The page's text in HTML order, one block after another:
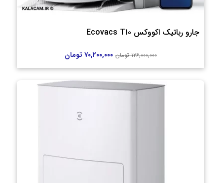
جارو رباتیک اکووکس Ecovacs T10
۱۲۶,۰۰۰,۰۰۰ تومان ۷۰,۲۰۰,۰۰۰ تومان